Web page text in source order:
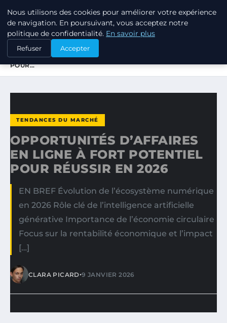
TUEZ-LES TOUS
ACCUEIL
TENDANCES DU MARCHÉ
OPPORTUNITÉS D’AFFAIRES EN LIGNE À FORT POTENTIEL
POUR…
TENDANCES DU MARCHÉ
OPPORTUNITÉS D’AFFAIRES
EN LIGNE À FORT POTENTIEL
POUR RÉUSSIR EN 2026
EN BREF Évolution de l’écosystème numérique
en 2026 Rôle clé de l’intelligence artificielle
générative Importance de l’économie circulaire
Focus sur la rentabilité économique et l’impact
[…]
CLARA PICARD•9 JANVIER 2026
Nous utilisons des cookies pour améliorer votre expérience
de navigation. En poursuivant, vous acceptez notre
politique de confidentialité. En savoir plus
Refuser Accepter